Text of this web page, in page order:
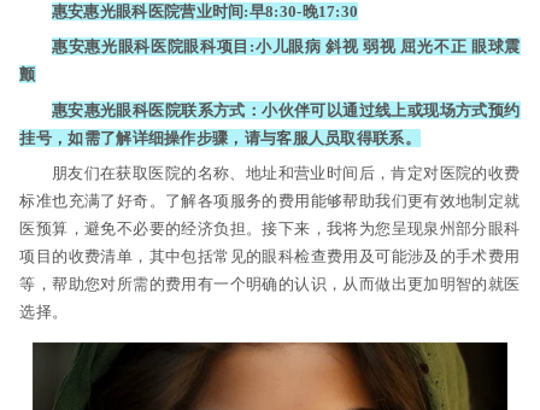
惠安惠光眼科医院营业时间:早8:30-晚17:30
惠安惠光眼科医院眼科项目:小儿眼病 斜视 弱视 屈光不正 眼球震
颤
惠安惠光眼科医院联系方式：小伙伴可以通过线上或现场方式预约
挂号，如需了解详细操作步骤，请与客服人员取得联系。
朋友们在获取医院的名称、地址和营业时间后，肯定对医院的收费
标准也充满了好奇。了解各项服务的费用能够帮助我们更有效地制定就
医预算，避免不必要的经济负担。接下来，我将为您呈现泉州部分眼科
项目的收费清单，其中包括常见的眼科检查费用及可能涉及的手术费用
等，帮助您对所需的费用有一个明确的认识，从而做出更加明智的就医
选择。